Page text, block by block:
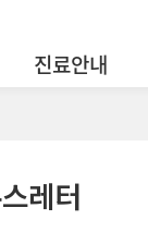
진료안내
레터